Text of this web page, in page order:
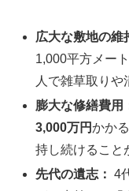
広大な敷地の維
1,000平方メー
人で雑草取りや
膨大な修繕費用
3,000万円かか
持し続けること
先代の遺志： 4